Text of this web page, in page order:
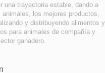
una trayectoria estable, dando a
animales, los mejores productos,
y distribuyendo alimentos y
para animales de compañía y
ganadero.